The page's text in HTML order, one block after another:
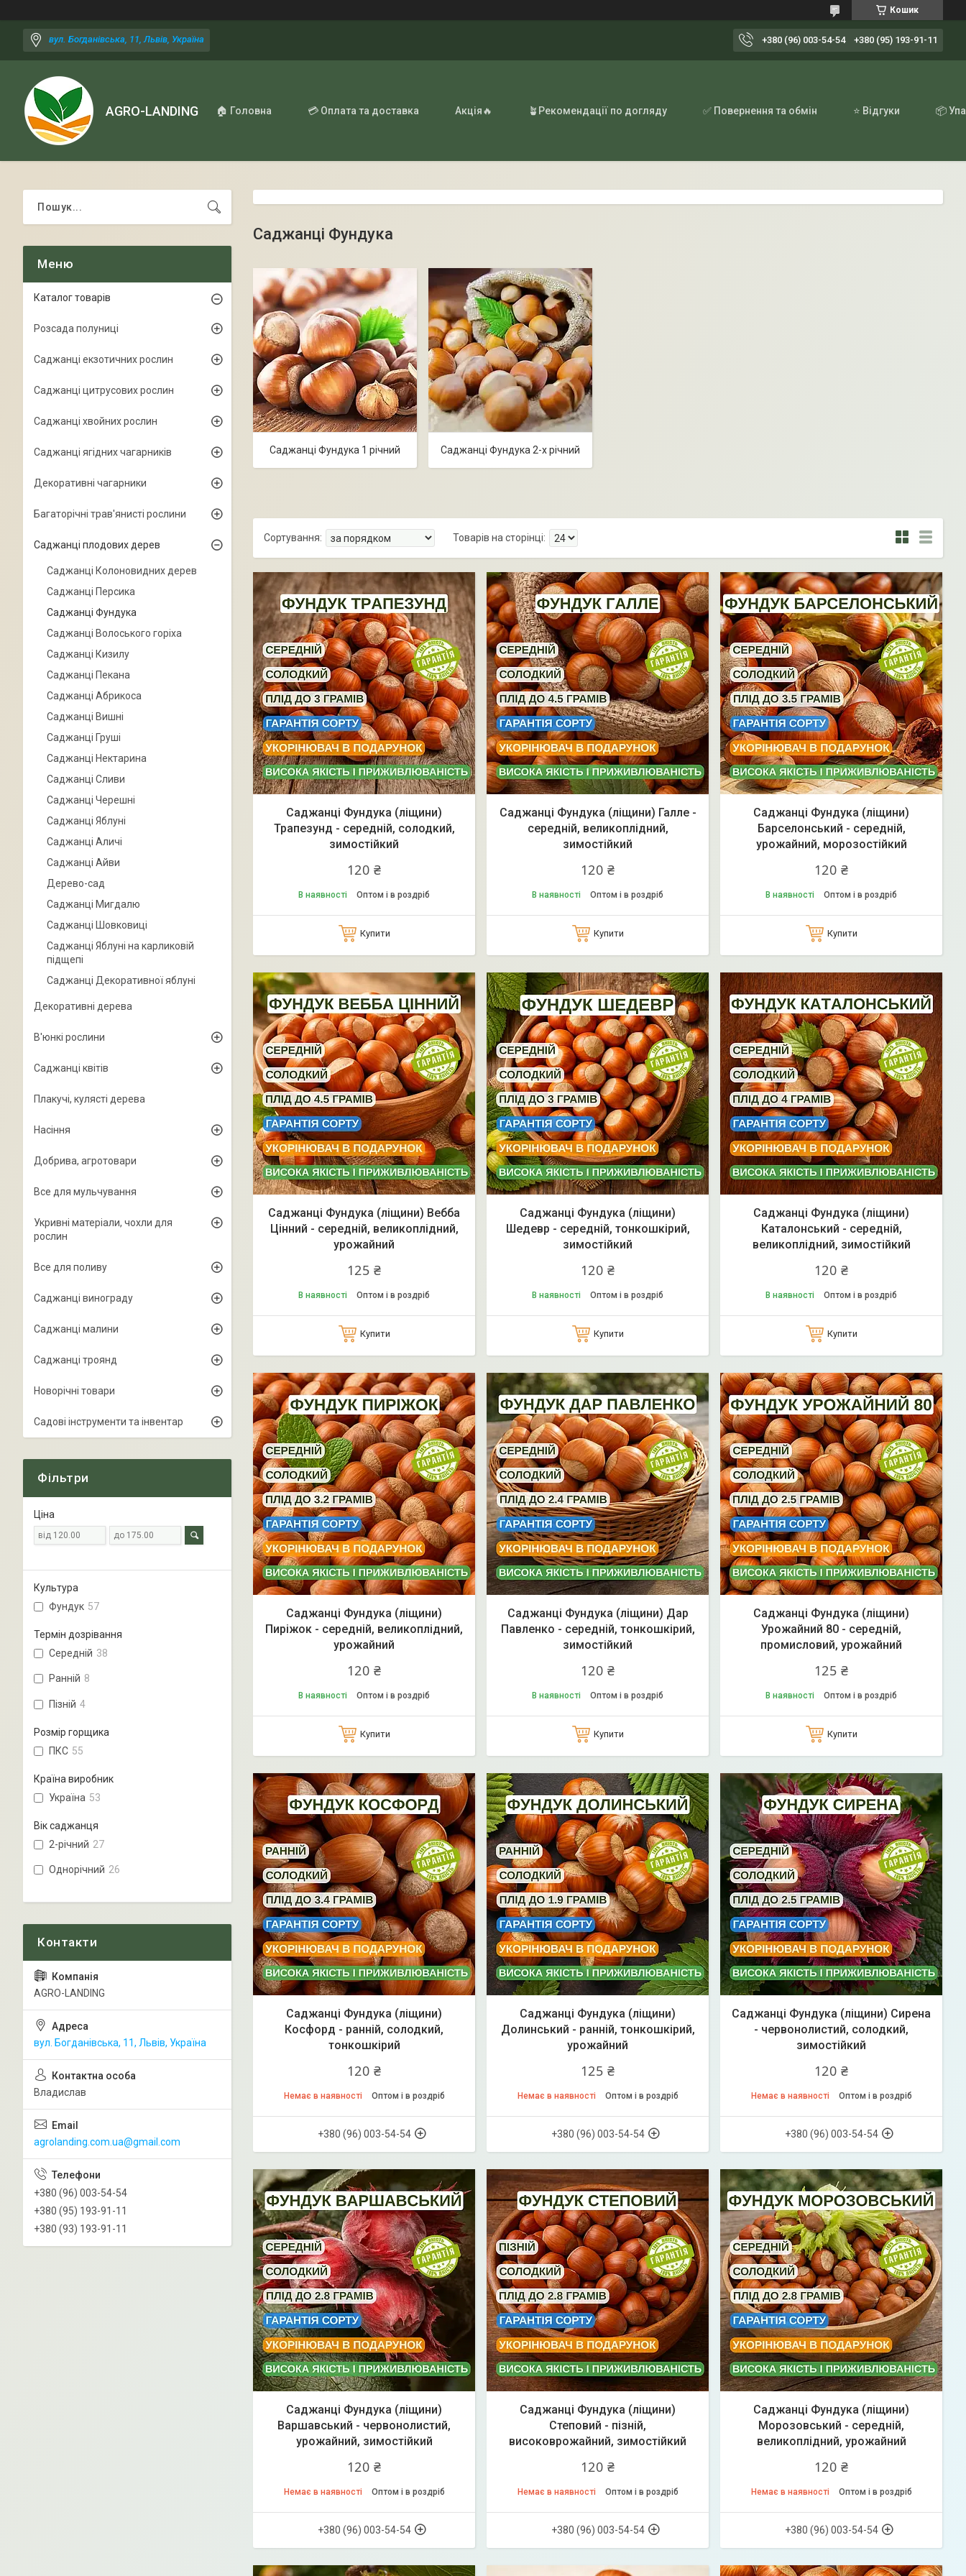
Кошик
вул. Богданівська, 11, Львів, Україна +380 (96) 003-54-54 +380 (95) 193-91-11
AGRO-LANDING 🏠 Головна 💳 Оплата та доставка Акція🔥 🪴Рекомендації по догляду ✅ Повернення та обмін ⭐ Відгуки 📦
Саджанці Фундука
Саджанці Фундука 1 річний Саджанці Фундука 2-х річний
Саджанці Фундука (ліщини)
Трапезунд - середній, солодкий,
зимостійкий
120 ₴
В наявності Оптом і в роздріб
Купити
Саджанці Фундука (ліщини) Галле -
середній, великоплідний,
зимостійкий
120 ₴
В наявності Оптом і в роздріб
Купити
Саджанці Фундука (ліщини)
Барселонський - середній,
урожайний, морозостійкий
120 ₴
В наявності Оптом і в роздріб
Купити
Саджанці Фундука (ліщини) Вебба
Цінний - середній, великоплідний,
урожайний
125 ₴
В наявності Оптом і в роздріб
Купити
Саджанці Фундука (ліщини)
Шедевр - середній, тонкошкірий,
зимостійкий
120 ₴
В наявності Оптом і в роздріб
Купити
Саджанці Фундука (ліщини)
Каталонський - середній,
великоплідний, зимостійкий
120 ₴
В наявності Оптом і в роздріб
Купити
Саджанці Фундука (ліщини)
Пиріжок - середній, великоплідний,
урожайний
120 ₴
В наявності Оптом і в роздріб
Купити
Саджанці Фундука (ліщини) Дар
Павленко - середній, тонкошкірий,
зимостійкий
120 ₴
В наявності Оптом і в роздріб
Купити
Саджанці Фундука (ліщини)
Урожайний 80 - середній,
промисловий, урожайний
125 ₴
В наявності Оптом і в роздріб
Купити
Саджанці Фундука (ліщини)
Косфорд - ранній, солодкий,
тонкошкірий
120 ₴
Немає в наявності Оптом і в роздріб
+380 (96) 003-54-54
Саджанці Фундука (ліщини)
Долинський - ранній, тонкошкірий,
урожайний
125 ₴
Немає в наявності Оптом і в роздріб
+380 (96) 003-54-54
Саджанці Фундука (ліщини) Сирена
- червонолистий, солодкий,
зимостійкий
120 ₴
Немає в наявності Оптом і в роздріб
+380 (96) 003-54-54
Саджанці Фундука (ліщини)
Варшавський - червонолистий,
урожайний, зимостійкий
120 ₴
Немає в наявності Оптом і в роздріб
+380 (96) 003-54-54
Саджанці Фундука (ліщини)
Степовий - пізній,
високоврожайний, зимостійкий
120 ₴
Немає в наявності Оптом і в роздріб
+380 (96) 003-54-54
Саджанці Фундука (ліщини)
Морозовський - середній,
великоплідний, урожайний
120 ₴
Немає в наявності Оптом і в роздріб
+380 (96) 003-54-54
Каталог товарів
Розсада полуниці
Саджанці екзотичних рослин
Саджанці цитрусових рослин
Саджанці хвойних рослин
Саджанці ягідних чагарників
Декоративні чагарники
Багаторічні трав'янисті рослини
Саджанці плодових дерев
Саджанці Колоновидних дерев
Саджанці Персика
Саджанці Фундука
Саджанці Волоського горіха
Саджанці Кизилу
Саджанці Пекана
Саджанці Абрикоса
Саджанці Вишні
Саджанці Груші
Саджанці Нектарина
Саджанці Сливи
Саджанці Черешні
Саджанці Яблуні
Саджанці Аличі
Саджанці Айви
Дерево-сад
Саджанці Мигдалю
Саджанці Шовковиці
Саджанці Яблуні на карликовій
підщепі
Саджанці Декоративної яблуні
Декоративні дерева
В'юнкі рослини
Саджанці квітів
Плакучі, кулясті дерева
Насіння
Добрива, агротовари
Все для мульчування
Укривні матеріали, чохли для
рослин
Все для поливу
Саджанці винограду
Саджанці малини
Саджанці троянд
Новорічні товари
Садові інструменти та інвентар
Фільтри
Ціна
Культура
Фундук 57
Термін дозрівання
Середній 38
Ранній 8
Пізній 4
Розмір горщика
ПКС 55
Країна виробник
Україна 53
Вік саджанця
2-річний 27
Однорічний 26
AGRO-LANDING
вул. Богданівська, 11, Львів, Україна
Владислав
agrolanding.com.ua@gmail.com
+380 (96) 003-54-54
+380 (95) 193-91-11
+380 (93) 193-91-11